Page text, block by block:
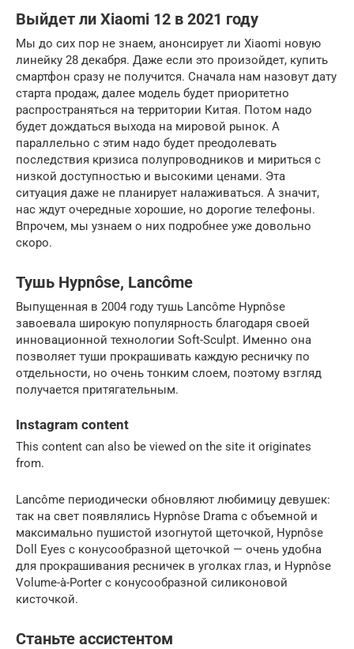
Выйдет ли Xiaomi 12 в 2021 году
Мы до сих пор не знаем, анонсирует ли Xiaomi новую
линейку 28 декабря. Даже если это произойдет, купить
смартфон сразу не получится. Сначала нам назовут дату
старта продаж, далее модель будет приоритетно
распространяться на территории Китая. Потом надо
будет дождаться выхода на мировой рынок. А
параллельно с этим надо будет преодолевать
последствия кризиса полупроводников и мириться с
низкой доступностью и высокими ценами. Эта
ситуация даже не планирует налаживаться. А значит,
нас ждут очередные хорошие, но дорогие телефоны.
Впрочем, мы узнаем о них подробнее уже довольно
скоро.
Тушь Hypnôse, Lancôme
Выпущенная в 2004 году тушь Lancôme Hypnôse
завоевала широкую популярность благодаря своей
инновационной технологии Soft-Sculpt. Именно она
позволяет туши прокрашивать каждую ресничку по
отдельности, но очень тонким слоем, поэтому взгляд
получается притягательным.
Instagram content
This content can also be viewed on the site it originates
from.
Lancôme периодически обновляют любимицу девушек:
так на свет появлялись Hypnôse Drama с объемной и
максимально пушистой изогнутой щеточкой, Hypnôse
Doll Eyes с конусообразной щеточкой — очень удобна
для прокрашивания ресничек в уголках глаз, и Hypnôse
Volume-à-Porter с конусообразной силиконовой
кисточкой.
Станьте ассистентом